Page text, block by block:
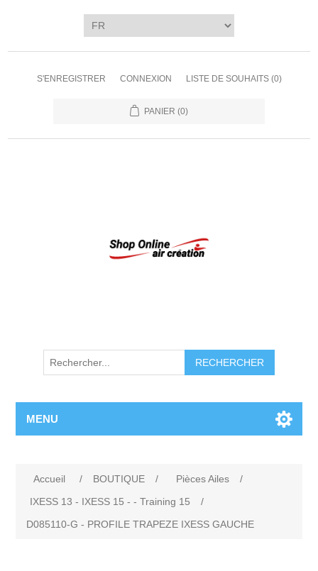
S'ENREGISTRER CONNEXION LISTE DE SOUHAITS (0)
PANIER (0)
RECHERCHER
MENU
Accueil / BOUTIQUE / Pièces Ailes
/
IXESS 13 - IXESS 15 - - Training 15
/
D085110-G - PROFILE TRAPEZE IXESS GAUCHE